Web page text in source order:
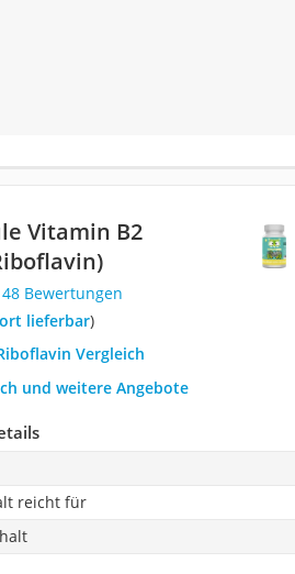
Vitamin B2
Bewertungen
lieferbar)
Vergleich
und weitere Angebote
reicht für